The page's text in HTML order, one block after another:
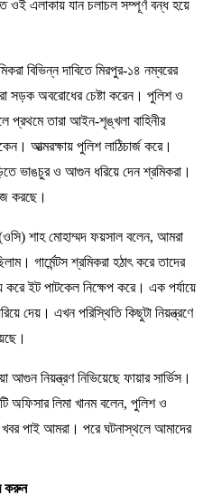
ওই এলাকায় যান চলাচল সম্পূর্ণ বন্ধ হয়ে
বিভিন্ন দাবিতে মিরপুর-১৪ নম্বরের
সড়ক অবরোধের চেষ্টা করেন। পুলিশ ও
প্রথমে তারা আইন-শৃঙ্খলা বাহিনীর
আত্মরক্ষায় পুলিশ লাঠিচার্জ করে।
ভাঙচুর ও আগুন ধরিয়ে দেন শ্রমিকরা।
করছে।
শাহ মোহাম্মদ ফয়সাল বলেন, আমরা
গার্মেন্টস শ্রমিকরা হঠাৎ করে তাদের
ইট পাটকেল নিক্ষেপ করে। এক পর্যায়ে
দেয়। এখন পরিস্থিতি কিছুটা নিয়ন্ত্রণে
আগুন নিয়ন্ত্রণ নিভিয়েছে ফায়ার সার্ভিস।
অফিসার লিমা খানম বলেন, পুলিশ ও
খবর পাই আমরা। পরে ঘটনাস্থলে আমাদের
করুন